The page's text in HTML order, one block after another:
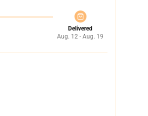
Delivered
Aug. 12 - Aug. 19